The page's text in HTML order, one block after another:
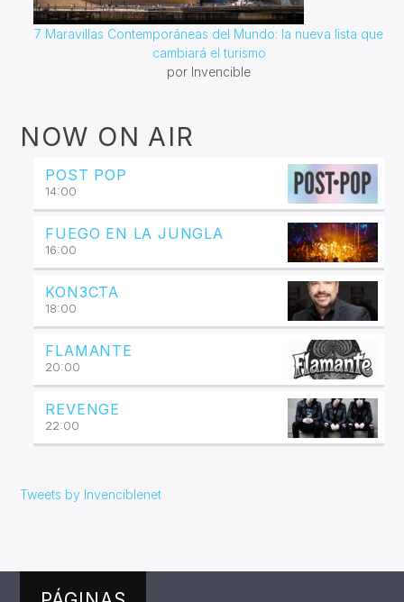
7 Maravillas Contemporáneas del Mundo: la nueva lista que
cambiará el turismo
por Invencible
NOW ON AIR
POST POP
14:00
FUEGO EN LA JUNGLA
16:00
KON3CTA
18:00
FLAMANTE
20:00
REVENGE
22:00
Tweets by Invenciblenet